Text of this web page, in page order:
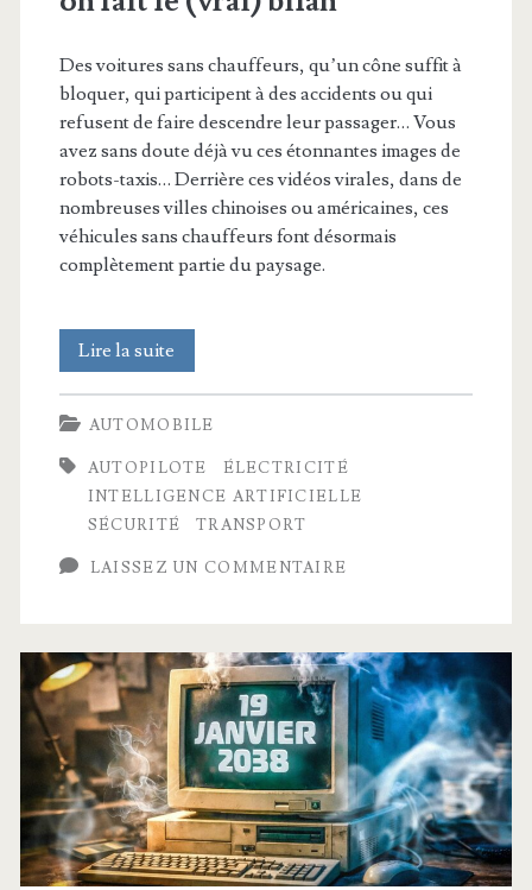
Des voitures sans chauffeurs, qu’un cône suffit à
bloquer, qui participent à des accidents ou qui
refusent de faire descendre leur passager… Vous
avez sans doute déjà vu ces étonnantes images de
robots-taxis… Derrière ces vidéos virales, dans de
nombreuses villes chinoises ou américaines, ces
véhicules sans chauffeurs font désormais
complètement partie du paysage.
Lire la suite
robots-
taxis
débarquent,
on
fait
(vrai)
bilan
AUTOMOBILE
AUTOPILOTE
ÉLECTRICITÉ
INTELLIGENCE ARTIFICIELLE
SÉCURITÉ
TRANSPORT
LAISSEZ UN COMMENTAIRE